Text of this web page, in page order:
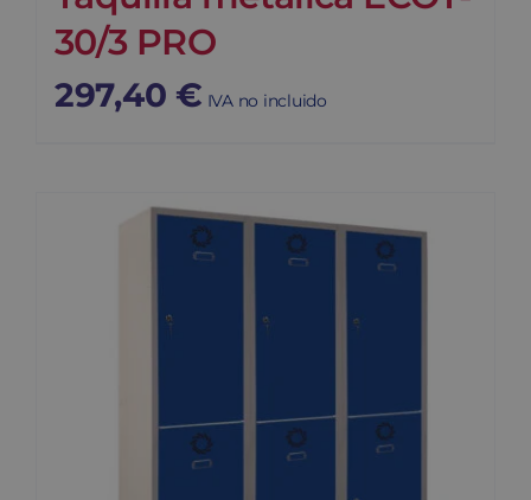
30/3 PRO
297,40 € IVA no incluido